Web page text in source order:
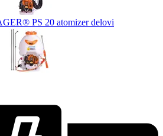
PS 20 atomizer delovi